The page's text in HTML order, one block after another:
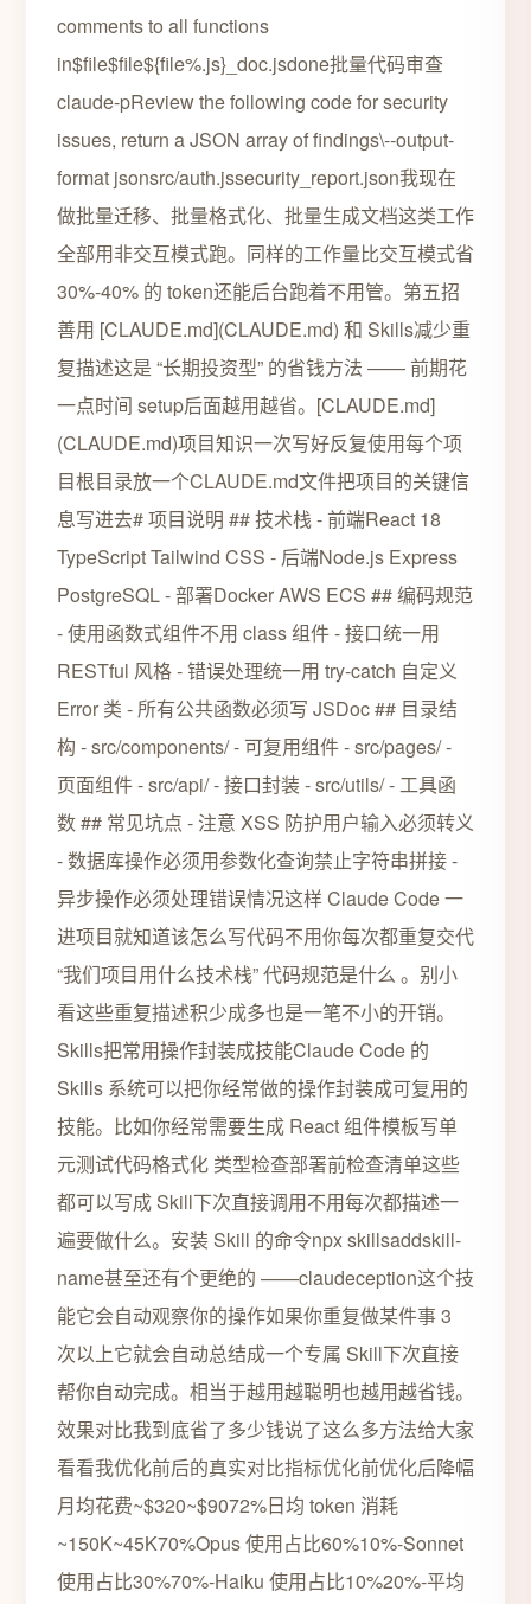
comments to all functions
in$file$file${file%.js}_doc.jsdone批量代码审查
claude-pReview the following code for security
issues, return a JSON array of findings\--output-
format jsonsrc/auth.jssecurity_report.json我现在
做批量迁移、批量格式化、批量生成文档这类工作
全部用非交互模式跑。同样的工作量比交互模式省
30%-40% 的 token还能后台跑着不用管。第五招
善用 [CLAUDE.md](CLAUDE.md) 和 Skills减少重
复描述这是 “长期投资型” 的省钱方法 —— 前期花
一点时间 setup后面越用越省。[CLAUDE.md]
(CLAUDE.md)项目知识一次写好反复使用每个项
目根目录放一个CLAUDE.md文件把项目的关键信
息写进去# 项目说明 ## 技术栈 - 前端React 18
TypeScript Tailwind CSS - 后端Node.js Express
PostgreSQL - 部署Docker AWS ECS ## 编码规范
- 使用函数式组件不用 class 组件 - 接口统一用
RESTful 风格 - 错误处理统一用 try-catch 自定义
Error 类 - 所有公共函数必须写 JSDoc ## 目录结
构 - src/components/ - 可复用组件 - src/pages/ -
页面组件 - src/api/ - 接口封装 - src/utils/ - 工具函
数 ## 常见坑点 - 注意 XSS 防护用户输入必须转义
- 数据库操作必须用参数化查询禁止字符串拼接 -
异步操作必须处理错误情况这样 Claude Code 一
进项目就知道该怎么写代码不用你每次都重复交代
“我们项目用什么技术栈” 代码规范是什么 。别小
看这些重复描述积少成多也是一笔不小的开销。
Skills把常用操作封装成技能Claude Code 的
Skills 系统可以把你经常做的操作封装成可复用的
技能。比如你经常需要生成 React 组件模板写单
元测试代码格式化 类型检查部署前检查清单这些
都可以写成 Skill下次直接调用不用每次都描述一
遍要做什么。安装 Skill 的命令npx skillsaddskill-
name甚至还有个更绝的 ——claudeception这个技
能它会自动观察你的操作如果你重复做某件事 3
次以上它就会自动总结成一个专属 Skill下次直接
帮你自动完成。相当于越用越聪明也越用越省钱。
效果对比我到底省了多少钱说了这么多方法给大家
看看我优化前后的真实对比指标优化前优化后降幅
月均花费~$320~$9072%日均 token 消耗
~150K~45K70%Opus 使用占比60%10%-Sonnet
使用占比30%70%-Haiku 使用占比10%20%-平均